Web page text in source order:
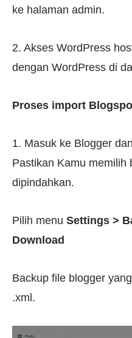
ke halaman admin.
2. Akses WordPress
dengan WordPress di
Proses import
1. Masuk ke Blogger
Pastikan Kamu memilih
dipindahkan.
Pilih menu Settings >
Download
Backup file blogger
.xml.